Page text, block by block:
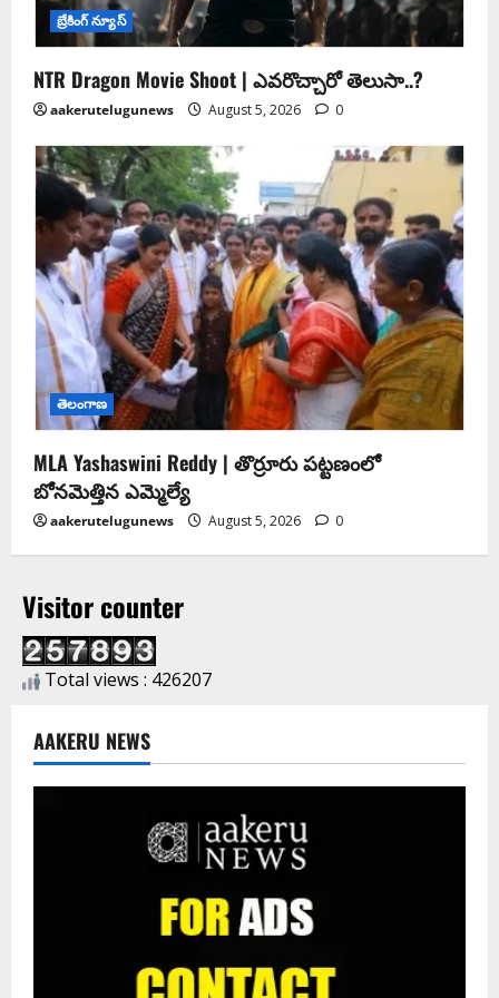
బ్రేకింగ్ న్యూస్
NTR Dragon Movie Shoot | ఎవరొచ్చారో తెలుసా..?
aakerutelugunews August 5, 2026 0
తెలంగాణ
MLA Yashaswini Reddy | తొర్రూరు పట్టణంలో
బోనమెత్తిన ఎమ్మెల్యే
aakerutelugunews August 5, 2026 0
Visitor counter
Total views : 426207
AAKERU NEWS